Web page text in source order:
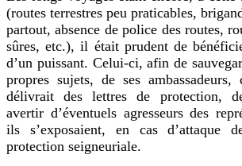
(routes terrestres peu praticables,
partout, absence de police des routes,
sûres, etc.), il était prudent de
d’un puissant. Celui-ci, afin de
propres sujets, de ses ambassadeurs,
délivrait des lettres de protection,
avertir d’éventuels agresseurs des
ils s’exposaient, en cas d’attaque
protection seigneuriale.